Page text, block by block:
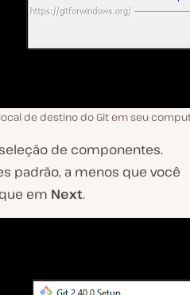
de destino do Git em seu
de componentes.
padrão, a menos que você
em Next.